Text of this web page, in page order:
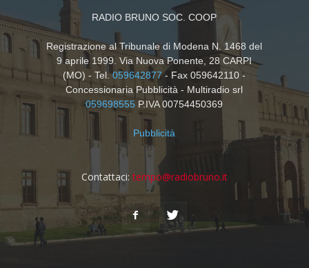
RADIO BRUNO SOC. COOP
Registrazione al Tribunale di Modena N. 1468 del
9 aprile 1999. Via Nuova Ponente, 28 CARPI
(MO) - Tel.059642877- Fax 059642110 -
Concessionaria Pubblicità - Multiradio srl
059698555 P.IVA 00754450369
Pubblicità
Contattaci: tempo@radiobruno.it